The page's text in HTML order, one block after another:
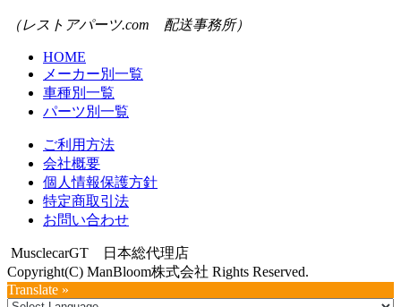
（レストアパーツ.com 配送事務所）
HOME
メーカー別一覧
車種別一覧
パーツ別一覧
ご利用方法
会社概要
個人情報保護方針
特定商取引法
お問い合わせ
MusclecarGT 日本総代理店
Copyright(C) ManBloom株式会社 Rights Reserved.
Translate »